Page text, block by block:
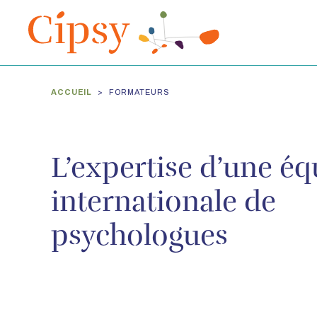
ACCUEIL FORMATEURS
L’expertise d’une
internationale de
psychologues